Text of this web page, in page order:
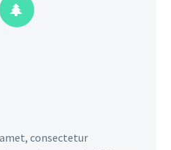


consectetur